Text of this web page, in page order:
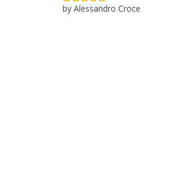
Valutato5
by Alessandro Croce